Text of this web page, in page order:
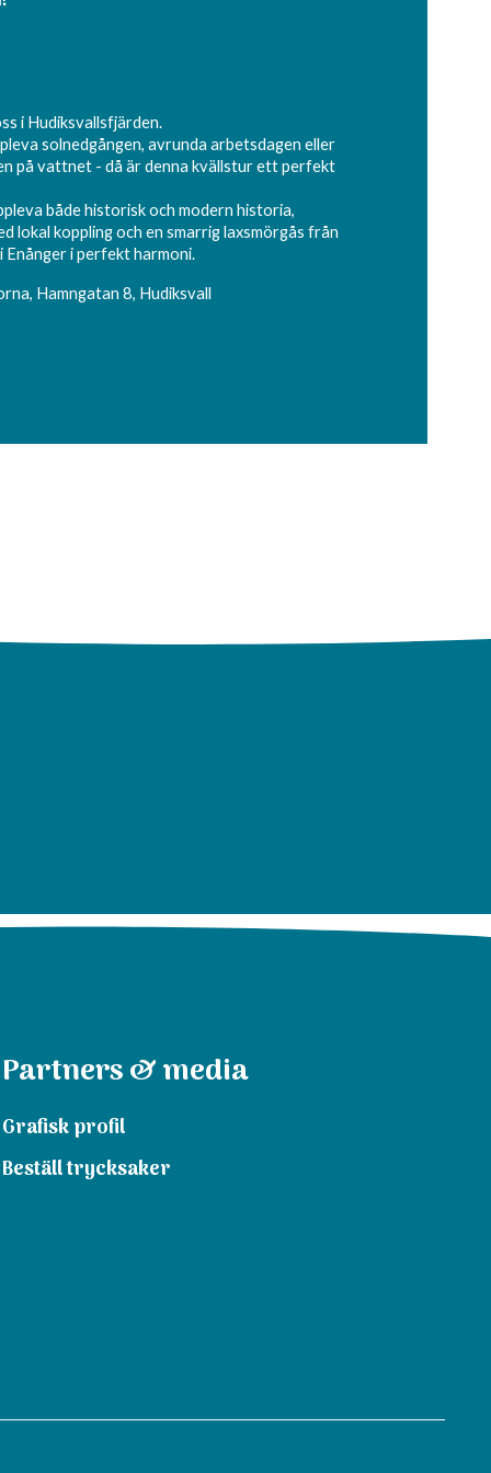
i Hudiksvallsfjärden.
solnedgången, avrunda arbetsdagen eller
på vattnet - då är denna kvällstur ett perfekt
både historisk och modern historia,
lokal koppling och en smarrig laxsmörgås från
Enånger i perfekt harmoni.
Hamngatan 8, Hudiksvall
Partners & media
Grafisk profil
Beställ trycksaker